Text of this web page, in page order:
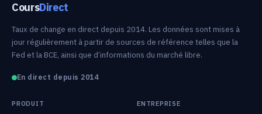
CoursDirect
Taux de change en direct depuis 2014. Les données sont mises à
jour régulièrement à partir de sources de référence telles que la
Fed et la BCE, ainsi que d’informations du marché libre.
En direct depuis 2014
PRODUIT ENTREPRISE